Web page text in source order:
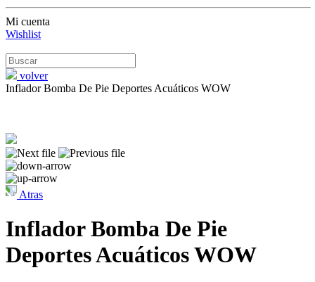
Mi cuenta
Wishlist
volver
Inflador Bomba De Pie Deportes Acuáticos WOW
Atras
Inflador Bomba De Pie
Deportes Acuáticos WOW